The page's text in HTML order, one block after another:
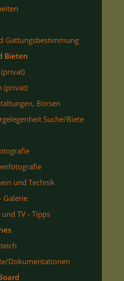
Gattungsbestimmung
Bieten
(privat)
Börsen
Suche/Biete
und Technik
Galerie
TV - Tipps
Dokumentationen